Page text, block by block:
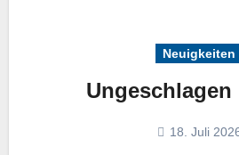
Neuigkeiten
Ungeschlagen
18. Juli